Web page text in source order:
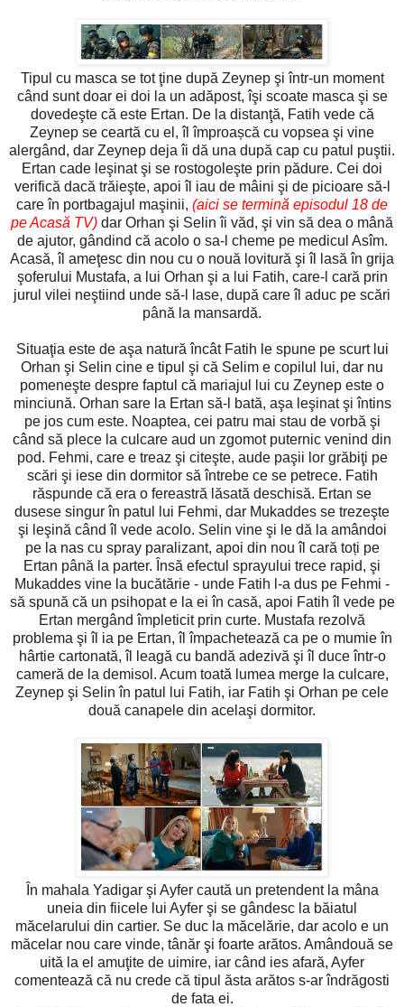
Tipul cu masca se tot ţine după Zeynep şi într-un moment
când sunt doar ei doi la un adăpost, îşi scoate masca şi se
dovedeşte că este Ertan. De la distanţă, Fatih vede că
Zeynep se ceartă cu el, îl împroașcă cu vopsea şi vine
alergând, dar Zeynep deja îi dă una după cap cu patul puştii.
Ertan cade leşinat şi se rostogoleşte prin pădure. Cei doi
verifică dacă trăieşte, apoi îl iau de mâini şi de picioare să-l
care în portbagajul maşinii, (aici se termină episodul 18 de
pe Acasă TV) dar Orhan şi Selin îi văd, şi vin să dea o mână
de ajutor, gândind că acolo o sa-l cheme pe medicul Asîm.
Acasă, îl ameţesc din nou cu o nouă lovitură şi îl lasă în grija
şoferului Mustafa, a lui Orhan şi a lui Fatih, care-l cară prin
jurul vilei neştiind unde să-l lase, după care îl aduc pe scări
până la mansardă.
Situaţia este de aşa natură încât Fatih le spune pe scurt lui
Orhan şi Selin cine e tipul şi că Selim e copilul lui, dar nu
pomeneşte despre faptul că mariajul lui cu Zeynep este o
minciună. Orhan sare la Ertan să-l bată, aşa leşinat şi întins
pe jos cum este. Noaptea, cei patru mai stau de vorbă şi
când să plece la culcare aud un zgomot puternic venind din
pod. Fehmi, care e treaz şi citeşte, aude paşii lor grăbiţi pe
scări şi iese din dormitor să întrebe ce se petrece. Fatih
răspunde că era o fereastră lăsată deschisă. Ertan se
dusese singur în patul lui Fehmi, dar Mukaddes se trezeşte
şi leşină când îl vede acolo. Selin vine şi le dă la amândoi
pe la nas cu spray paralizant, apoi din nou îl cară toți pe
Ertan până la parter. Însă efectul sprayului trece rapid, şi
Mukaddes vine la bucătărie - unde Fatih l-a dus pe Fehmi -
să spună că un psihopat e la ei în casă, apoi Fatih îl vede pe
Ertan mergând împleticit prin curte. Mustafa rezolvă
problema şi îl ia pe Ertan, îl împachetează ca pe o mumie în
hârtie cartonată, îl leagă cu bandă adezivă şi îl duce într-o
cameră de la demisol. Acum toată lumea merge la culcare,
Zeynep şi Selin în patul lui Fatih, iar Fatih şi Orhan pe cele
două canapele din acelaşi dormitor.
În mahala Yadigar şi Ayfer caută un pretendent la mâna
uneia din fiicele lui Ayfer şi se gândesc la băiatul
măcelarului din cartier. Se duc la măcelărie, dar acolo e un
măcelar nou care vinde, tânăr şi foarte arătos. Amândouă se
uită la el amuţite de uimire, iar când ies afară, Ayfer
comentează că nu crede că tipul ăsta arătos s-ar îndrăgosti
de fata ei.